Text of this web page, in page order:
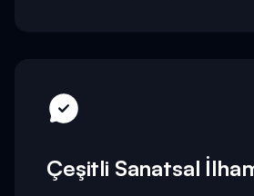
Çeşitli Sanatsal